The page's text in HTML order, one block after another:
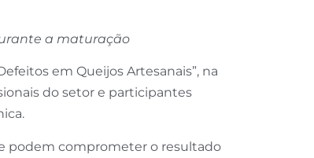
a maturação
em Queijos Artesanais”, na
do setor e participantes
podem comprometer o resultado